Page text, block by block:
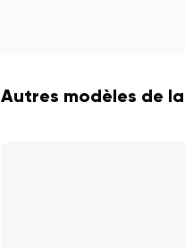
Autres modèles de